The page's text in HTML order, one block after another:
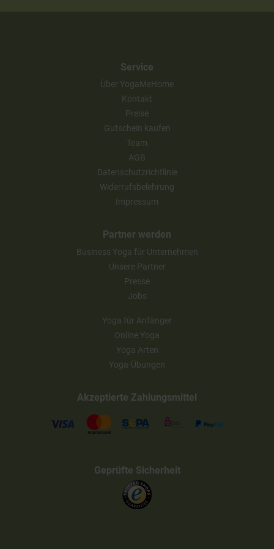
Service
Über YogaMeHome
Kontakt
Preise
Gutschein kaufen
Team
AGB
Datenschutzrichtlinie
Widerrufsbelehrung
Impressum
Partner werden
Business Yoga für Unternehmen
Unsere Partner
Presse
Jobs
Yoga für Anfänger
Online Yoga
Yoga Arten
Yoga-Übungen
Akzeptierte Zahlungsmittel
Geprüfte Sicherheit